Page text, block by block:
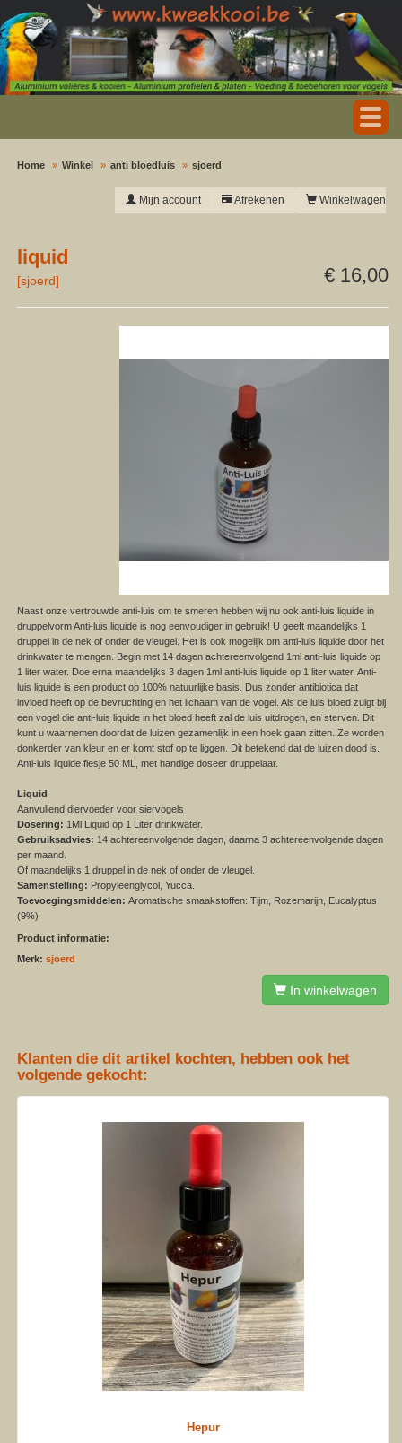
Home Winkel anti bloedluis sjoerd
Winkelwagen
Afrekenen
Mijn account
€ 16,00
liquid
[sjoerd]
Naast onze vertrouwde anti-luis om te smeren hebben wij nu ook anti-luis liquide in
druppelvorm Anti-luis liquide is nog eenvoudiger in gebruik! U geeft maandelijks 1
druppel in de nek of onder de vleugel. Het is ook mogelijk om anti-luis liquide door het
drinkwater te mengen. Begin met 14 dagen achtereenvolgend 1ml anti-luis liquide op
1 liter water. Doe erna maandelijks 3 dagen 1ml anti-luis liquide op 1 liter water. Anti-
luis liquide is een product op 100% natuurlijke basis. Dus zonder antibiotica dat
invloed heeft op de bevruchting en het lichaam van de vogel. Als de luis bloed zuigt bij
een vogel die anti-luis liquide in het bloed heeft zal de luis uitdrogen, en sterven. Dit
kunt u waarnemen doordat de luizen gezamenlijk in een hoek gaan zitten. Ze worden
donkerder van kleur en er komt stof op te liggen. Dit betekend dat de luizen dood is.
Anti-luis liquide flesje 50 ML, met handige doseer druppelaar.
Liquid
Aanvullend diervoeder voor siervogels
Dosering: 1Ml Liquid op 1 Liter drinkwater.
Gebruiksadvies: 14 achtereenvolgende dagen, daarna 3 achtereenvolgende dagen
per maand.
Of maandelijks 1 druppel in de nek of onder de vleugel.
Samenstelling: Propyleenglycol, Yucca.
Toevoegingsmiddelen: Aromatische smaakstoffen: Tijm, Rozemarijn, Eucalyptus
(9%)
Product informatie:
Merk:sjoerd
In winkelwagen
Klanten die dit artikel kochten, hebben ook het
volgende gekocht:
Hepur